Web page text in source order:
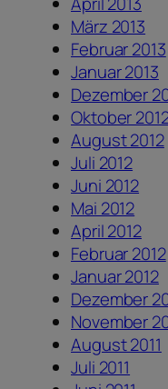
März 2013
Februar 2013
Januar 2013
Dezember
Oktober
August 2012
Juli 2012
Juni 2012
Mai 2012
April 2012
Februar 2012
Januar 2012
Dezember
November
August 2011
Juli 2011